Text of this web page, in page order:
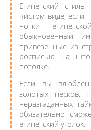
Египетский
чистом виде, если
нотки
обыкновенный
привезенные из
росписью на
потолке.
Если вы
золотых песков,
неразгаданных
обязательно
египетский уголок.